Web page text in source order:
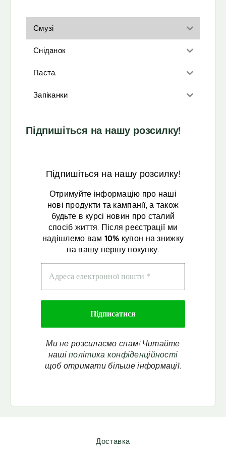
Смузі
Сніданок
Паста.
Запіканки
Підпишіться на нашу розсилку!
Підпишіться на нашу розсилку!
Отримуйте інформацію про наші
нові продукти та кампанії, а також
будьте в курсі новин про сталий
спосіб життя. Після реєстрації ми
надішлемо вам 10% купон на знижку
на вашу першу покупку.
Ми не розсилаємо спам! Читайте
нашіполітика конфіденційності
щоб отримати більше інформації.
Доставка